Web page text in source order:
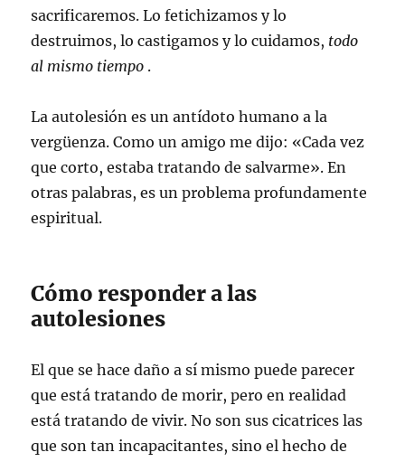
sacrificaremos. Lo fetichizamos y lo
destruimos, lo castigamos y lo cuidamos, todo
al mismo tiempo .
La autolesión es un antídoto humano a la
vergüenza. Como un amigo me dijo: «Cada vez
que corto, estaba tratando de salvarme». En
otras palabras, es un problema profundamente
espiritual.
Cómo responder a las
autolesiones
El que se hace daño a sí mismo puede parecer
que está tratando de morir, pero en realidad
está tratando de vivir. No son sus cicatrices las
que son tan incapacitantes, sino el hecho de